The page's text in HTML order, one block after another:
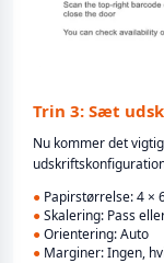
Trin 3: Sæt
Nu kommer det
● Papirstørrelse: 4 ×
●Skalering: Pass
●Orientering: Auto
● Marginer: Ingen,